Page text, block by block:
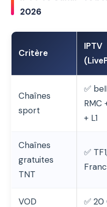
2026
Critère
IPTV
Chaînes
sport
✅
RMC
+ L1
Chaînes
gratuites
TNT
✅
VOD ✅